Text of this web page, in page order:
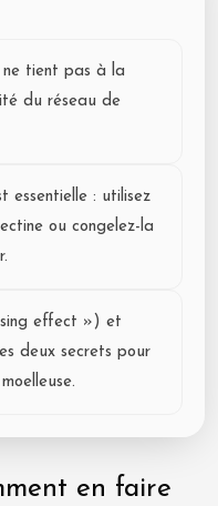
ne tient pas à la
du réseau de
essentielle : utilisez
ou congelez-la
effect ») et
deux secrets pour
en faire